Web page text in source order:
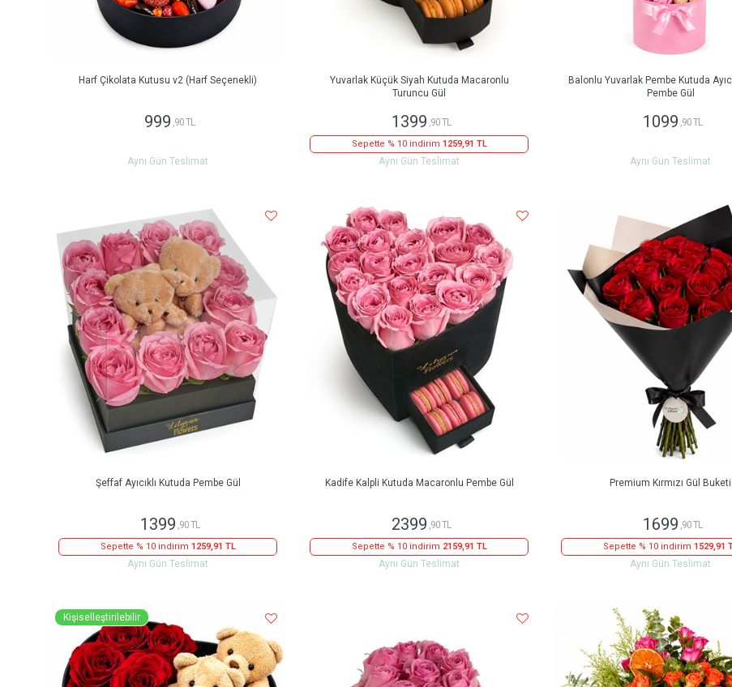
Harf Çikolata Kutusu v2 (Harf Seçenekli)
999 ,90 TL
Aynı Gün Teslimat
Yuvarlak Küçük Siyah Kutuda Macaronlu
Turuncu Gül
1399 ,90 TL
Sepette % 10 indirim 1259,91 TL
Aynı Gün Teslimat
Balonlu Yuvarlak Pembe Kutuda
Pembe Gül
1099 ,90 TL
Aynı Gün Teslimat
Şeffaf Ayıcıklı Kutuda Pembe Gül
1399 ,90 TL
Sepette % 10 indirim 1259,91 TL
Aynı Gün Teslimat
Kadife Kalpli Kutuda Macaronlu Pembe Gül
2399 ,90 TL
Sepette % 10 indirim 2159,91 TL
Aynı Gün Teslimat
Premium Kırmızı Gül Buketi
1699 ,90 TL
Sepette % 10 indirim 1529,91
Aynı Gün Teslimat
Kişiselleştirilebilir